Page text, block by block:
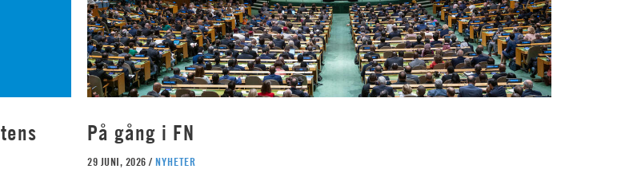
På gång i FN
29 JUNI, 2026 / NYHETER